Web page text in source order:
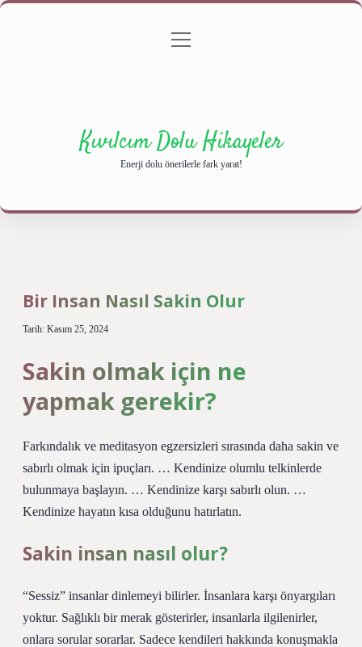
Gizlilik Politikası
menüyü
Kıvılcım Dolu Hikayeler
Enerji dolu önerilerle fark yarat!
Bir Insan Nasıl Sakin Olur
Tarih: Kasım 25, 2024
Sakin olmak için ne
yapmak gerekir?
Farkındalık ve meditasyon egzersizleri sırasında daha sakin ve
sabırlı olmak için ipuçları. … Kendinize olumlu telkinlerde
bulunmaya başlayın. … Kendinize karşı sabırlı olun. …
Kendinize hayatın kısa olduğunu hatırlatın.
Sakin insan nasıl olur?
“Sessiz” insanlar dinlemeyi bilirler. İnsanlara karşı önyargıları
yoktur. Sağlıklı bir merak gösterirler, insanlarla ilgilenirler,
onlara sorular sorarlar. Sadece kendileri hakkında konuşmakla